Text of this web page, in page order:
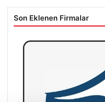
Son Eklenen Firmalar